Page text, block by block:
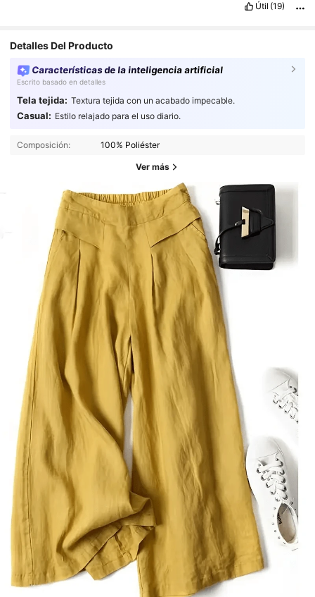
Útil (19)
Detalles Del Producto
Características de la inteligencia artificial
Escrito basado en detalles
Tela tejida: Textura tejida con un acabado impecable.
Casual: Estilo relajado para el uso diario.
Composición: 100% Poliéster
Ver más